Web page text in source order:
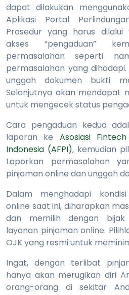
dapat dilakukan
Aplikasi Portal
Prosedur yang harus
akses “pengaduan”
permasalahan seperti
permasalahan yang
unggah dokumen bukti
Selanjutnya akan mendapat
untuk mengecek status
Cara pengaduan kedua
laporan ke Asosiasi
Indonesia (AFPI), kemudian
Laporkan permasalahan
pinjaman online dan unggah
Dalam menghadapi
online saat ini, diharapkan
dan memilih dengan bijak
layanan pinjaman online.
OJK yang resmi untuk
Ingat, dengan terlibat
hanya akan merugikan diri
orang-orang di sekitar